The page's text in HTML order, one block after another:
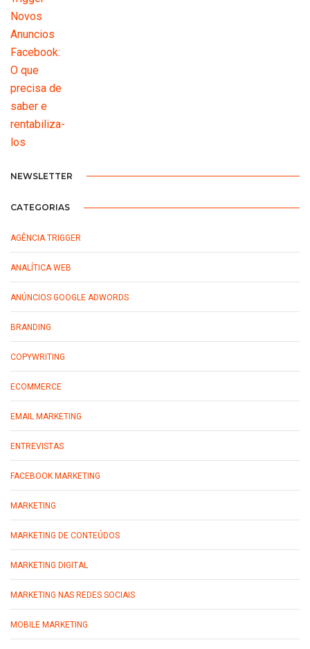
NEWSLETTER
CATEGORIAS
AGÊNCIA TRIGGER
ANALÍTICA WEB
ANÚNCIOS GOOGLE ADWORDS
BRANDING
COPYWRITING
ECOMMERCE
EMAIL MARKETING
ENTREVISTAS
FACEBOOK MARKETING
MARKETING
MARKETING DE CONTEÚDOS
MARKETING DIGITAL
MARKETING NAS REDES SOCIAIS
MOBILE MARKETING